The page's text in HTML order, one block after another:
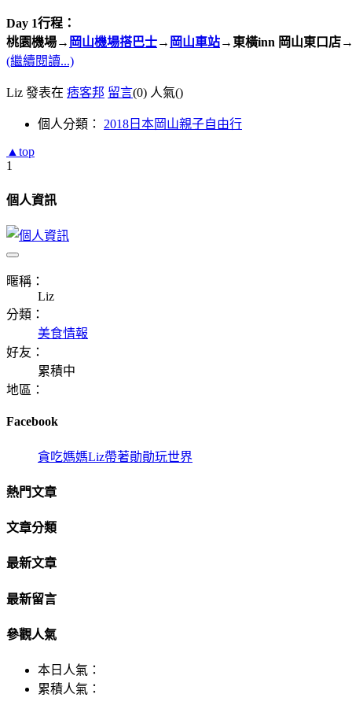
Day 1行程：
桃園機場→ 岡山機場搭巴士→ 岡山車站→東橫inn 岡山東口店→
(繼續閱讀...)
Liz 發表在 痞客邦 留言(0) 人氣()
個人分類： 2018日本岡山親子自由行
▲top
1
個人資訊
暱稱：
Liz
分類：
美食情報
好友：
累積中
地區：
Facebook
貪吃媽媽Liz帶著勛勛玩世界
熱門文章
文章分類
最新文章
最新留言
參觀人氣
本日人氣：
累積人氣：